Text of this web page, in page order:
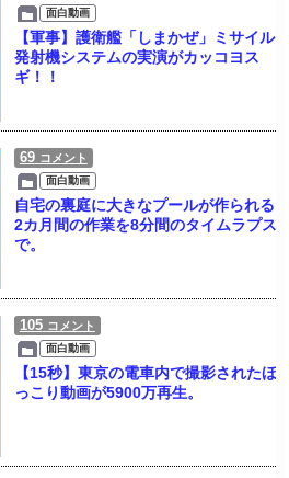
面白動画
【軍事】護衛艦「しまかぜ」ミサイル
発射機システムの実演がカッコヨス
ギ！！
69 コメント
面白動画
自宅の裏庭に大きなプールが作られる
2カ月間の作業を8分間のタイムラプス
で。
105 コメント
面白動画
【15秒】東京の電車内で撮影されたほ
っこり動画が5900万再生。